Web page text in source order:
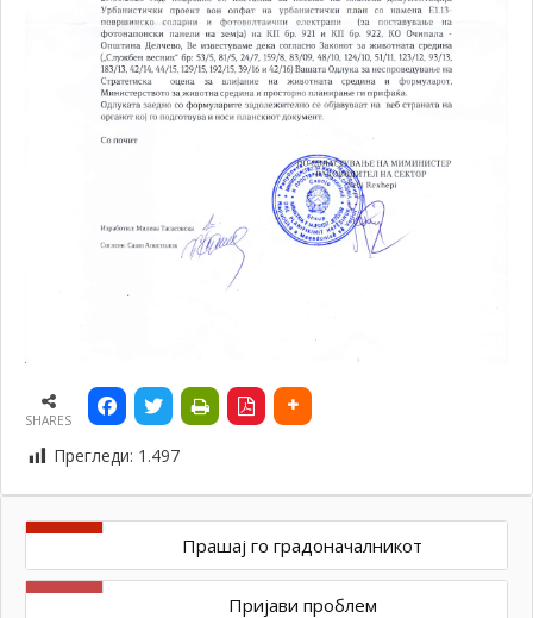
SHARES
Прегледи: 1.497
Прашај го градоначалникот
Пријави проблем